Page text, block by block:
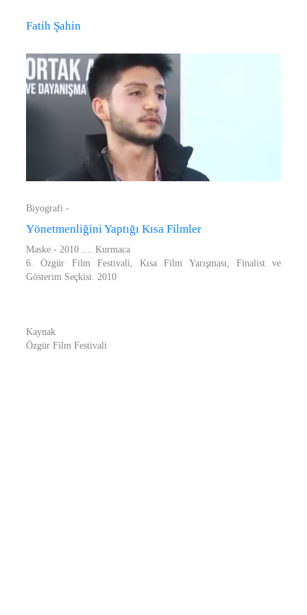
Fatih Şahin
Biyografi -
Yönetmenliğini Yaptığı Kısa Filmler
Maske - 2010 .... Kurmaca
6. Özgür Film Festivali, Kısa Film Yarışması, Finalist ve
Gösterim Seçkisi. 2010
Kaynak
Özgür Film Festivali